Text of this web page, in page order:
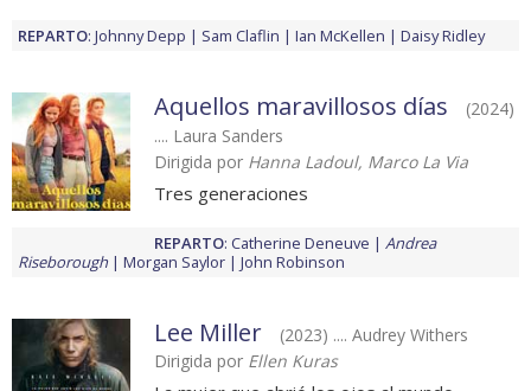
REPARTO: Johnny Depp Sam Claflin Ian McKellen Daisy Ridley
Aquellos maravillosos días
(2024)
.... Laura Sanders
Dirigida por Hanna Ladoul, Marco La Via
Tres generaciones
REPARTO: Catherine Deneuve
Andrea
Riseborough
Morgan Saylor John Robinson
Lee Miller
(2023) .... Audrey Withers
Dirigida por Ellen Kuras